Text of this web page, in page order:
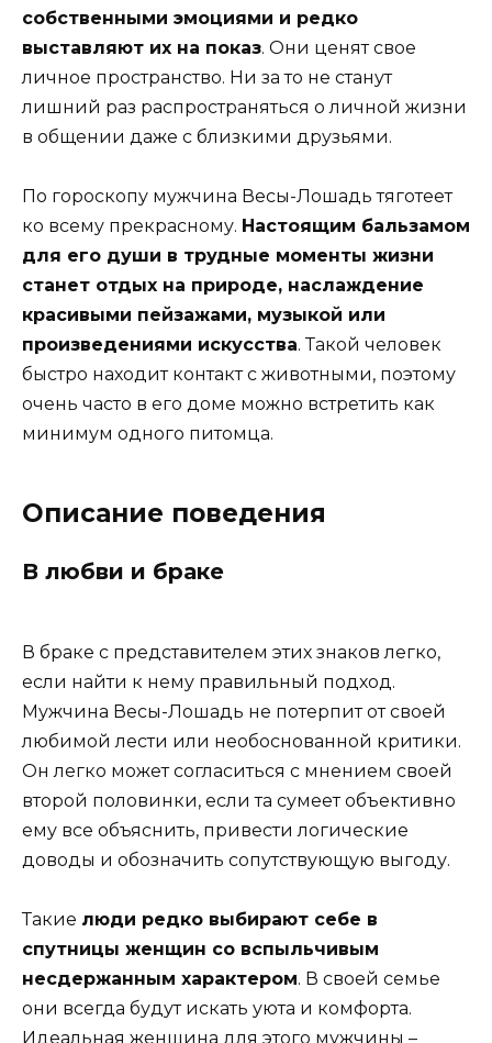
собственными эмоциями и редко
выставляют их на показ. Они ценят свое
личное пространство. Ни за то не станут
лишний раз распространяться о личной жизни
в общении даже с близкими друзьями.
По гороскопу мужчина Весы-Лошадь тяготеет
ко всему прекрасному. Настоящим бальзамом
для его души в трудные моменты жизни
станет отдых на природе, наслаждение
красивыми пейзажами, музыкой или
произведениями искусства. Такой человек
быстро находит контакт с животными, поэтому
очень часто в его доме можно встретить как
минимум одного питомца.
Описание поведения
В любви и браке
В браке с представителем этих знаков легко,
если найти к нему правильный подход.
Мужчина Весы-Лошадь не потерпит от своей
любимой лести или необоснованной критики.
Он легко может согласиться с мнением своей
второй половинки, если та сумеет объективно
ему все объяснить, привести логические
доводы и обозначить сопутствующую выгоду.
Такие люди редко выбирают себе в
спутницы женщин со вспыльчивым
несдержанным характером. В своей семье
они всегда будут искать уюта и комфорта.
Идеальная женщина для этого мужчины –